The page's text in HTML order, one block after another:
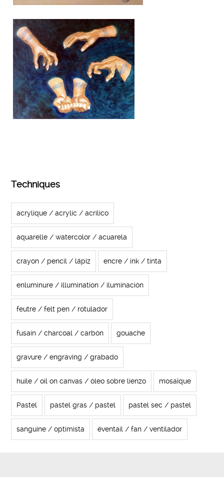
Techniques
acrylique / acrylic / acrílico
aquarelle / watercolor / acuarela
crayon / pencil / lápiz encre / ink / tinta
enluminure / illumination / iluminación
feutre / felt pen / rotulador
fusain / charcoal / carbón gouache
gravure / engraving / grabado
huile / oil on canvas / óleo sobre lienzo mosaïque
Pastel pastel gras / pastel pastel sec / pastel
sanguine / optimista éventail / fan / ventilador